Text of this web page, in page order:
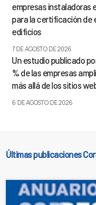
empresas instaladoras
para la certificación de
edificios
7 DE AGOSTO DE 2026
Un estudio publicado
% de las empresas
más allá de los sitios
6 DE AGOSTO DE 2026
Últimas publicaciones